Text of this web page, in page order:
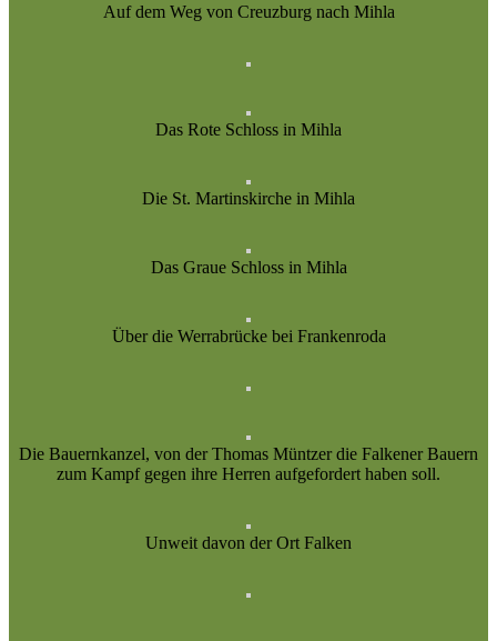
Auf dem Weg von Creuzburg nach Mihla
Das Rote Schloss in Mihla
Die St. Martinskirche in Mihla
Das Graue Schloss in Mihla
Über die Werrabrücke bei Frankenroda
Die Bauernkanzel, von der Thomas Müntzer die Falkener Bauern
zum Kampf gegen ihre Herren aufgefordert haben soll.
Unweit davon der Ort Falken